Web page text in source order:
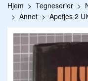
Hjem Tegneserier
Annet
Apefjes 2